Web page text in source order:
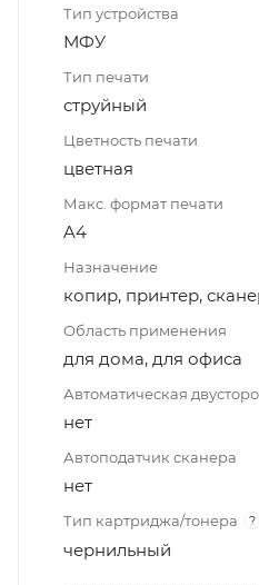
Тип устройства
МФУ
Тип печати
струйный
Цветность печати
цветная
Макс. формат печати
A4
Назначение
копир, принтер,
Область применения
для дома, для офиса
Автоматическая
нет
Автоподатчик сканера
нет
Тип картриджа/тонера ?
чернильный